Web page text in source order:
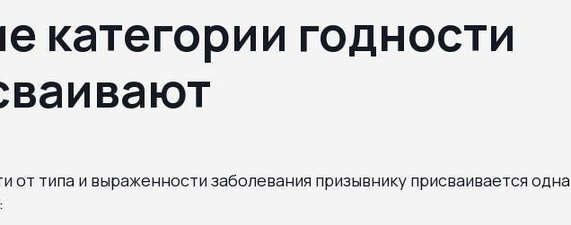
категории годности
от типа и выраженности заболевания призывнику присваивается одна